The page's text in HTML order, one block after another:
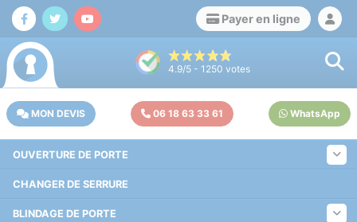
Payer en ligne
OUVERTURE DE PORTE
CHANGER DE SERRURE
BLINDAGE DE PORTE
4.9/5 - 1250 votes
MON DEVIS 06 18 63 33 61 WhatsApp